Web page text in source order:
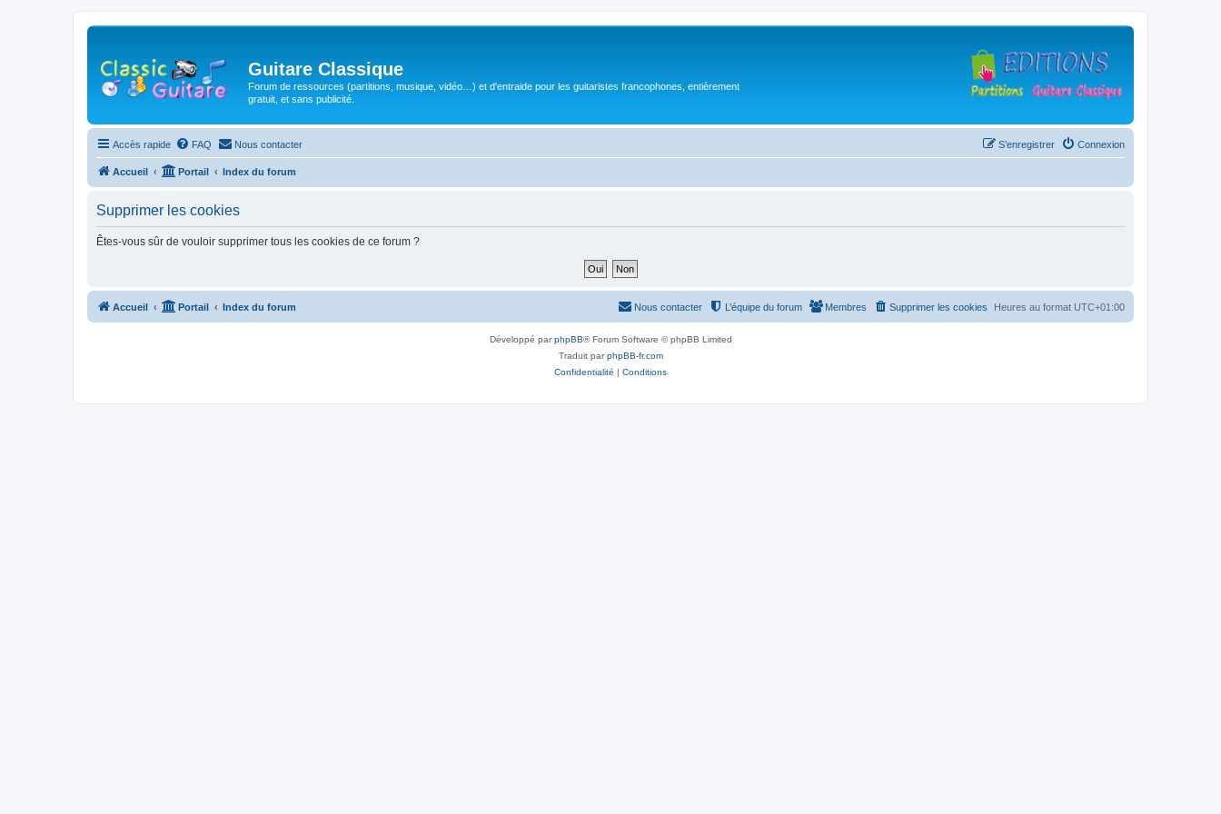
Guitare Classique
Forum de ressources (partitions, musique, vidéo…) et d'entraide pour les guitaristes francophones, entièrement
gratuit, et sans publicité.
Accès rapide FAQ Nous contacter Connexion
S’enregistrer
Accueil Portail Index du forum
Supprimer les cookies
Êtes-vous sûr de vouloir supprimer tous les cookies de ce forum ?
Accueil Portail Index du forum Heures au format UTC+01:00
Supprimer les cookies
Membres
L’équipe du forum
Nous contacter
Développé parphpBB® Forum Software © phpBB Limited
Traduit parphpBB-fr.com
Confidentialité | Conditions